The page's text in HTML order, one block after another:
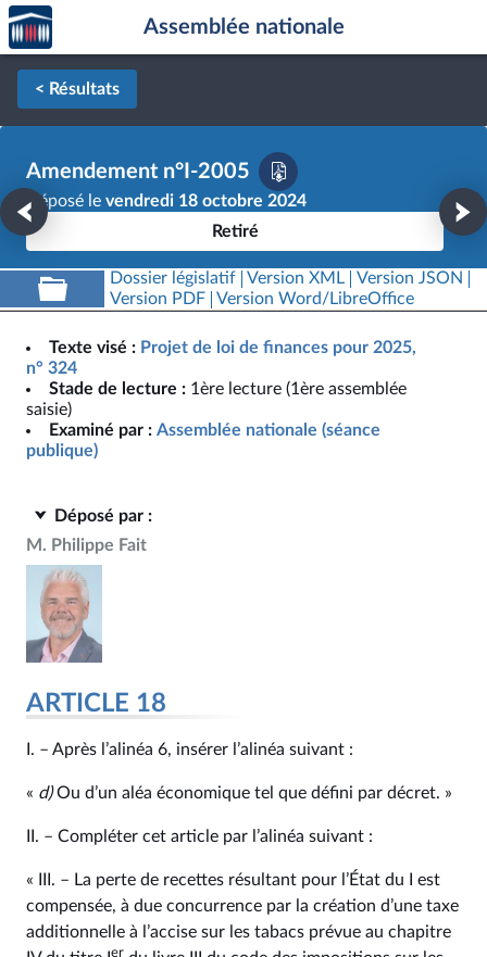
Aller au contenu
Aller en bas de la page
Accèder
à la
page
d'accueil
Assemblée nationale
< Résultats
Amendement n°I-2005
Déposé le vendredi 18 octobre 2024
Retiré
Dossier législatif Version XML
Version JSON
Version PDF
Version Word/LibreOffice
Texte visé : Projet de loi de finances pour 2025,
n° 324
Stade de lecture : 1ère lecture (1ère assemblée
saisie)
Examiné par : Assemblée nationale (séance
publique)
Déposé par :
M. Philippe Fait
ARTICLE 18
I. – Après l’alinéa 6, insérer l’alinéa suivant :
« d)Ou d’un aléa économique tel que défini par décret. »
II. – Compléter cet article par l’alinéa suivant :
« III. – La perte de recettes résultant pour l’État du I est
compensée, à due concurrence par la création d’une taxe
additionnelle à l’accise sur les tabacs prévue au chapitre
er